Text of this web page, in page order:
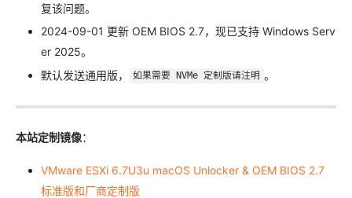
复该问题。
2024-09-01 更新 OEM BIOS 2.7，现已支持 Windows Serv
er 2025。
默认发送通用版，
如果需要 NVMe 定制版请注明 。
本站定制镜像：
VMware ESXi 6.7U3u macOS Unlocker & OEM BIOS 2.7
标准版和厂商定制版